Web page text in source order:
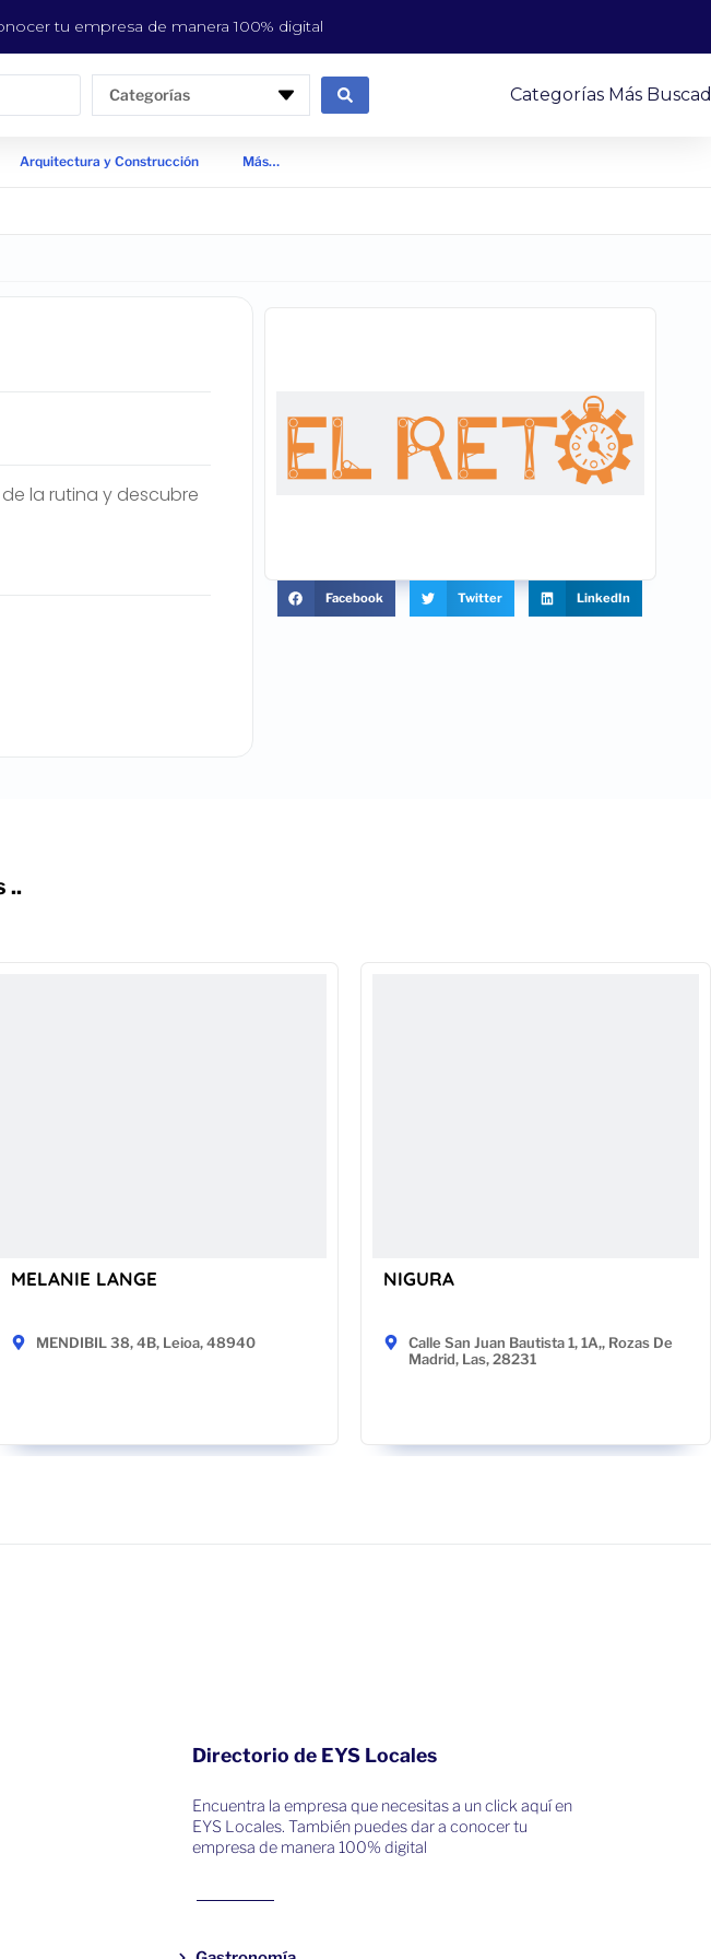
tu empresa de manera 100% digital
Categorías Categorías Más
Arquitectura y Construcción Más…
la rutina y descubre
Facebook Twitter LinkedIn
..
MELANIE LANGE
MENDIBIL 38, 4B, Leioa, 48940
NIGURA
Calle San Juan Bautista 1, 1A,, Rozas De
Madrid, Las, 28231
Directorio de EYS Locales
Encuentra la empresa que necesitas a un click aquí en
EYS Locales. También puedes dar a conocer tu
empresa de manera 100% digital